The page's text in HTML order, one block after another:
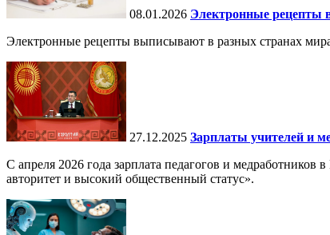
08.01.2026 Электронные рецепты
Электронные рецепты выписывают в разных странах
27.12.2025 Зарплаты учителей и
С апреля 2026 года зарплата педагогов и
авторитет и высокий общественный статус».